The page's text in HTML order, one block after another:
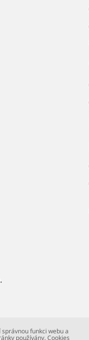
funkci webu a
používány. Cookies